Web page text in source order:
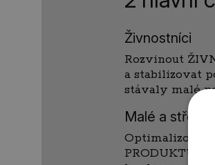
Živnostníci
Rozvinout
a stabilizovat
stávaly malé
Malé a
Optimalizovat
PRODUKTU a